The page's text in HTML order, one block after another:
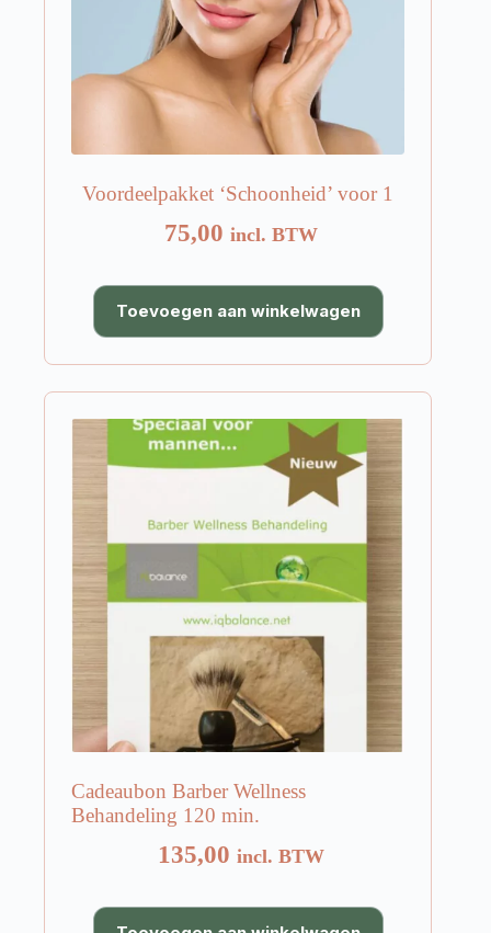
Voordeelpakket ‘Schoonheid’ voor 1
75,00 incl. BTW
Toevoegen aan winkelwagen
Cadeaubon Barber Wellness
Behandeling 120 min.
135,00 incl. BTW